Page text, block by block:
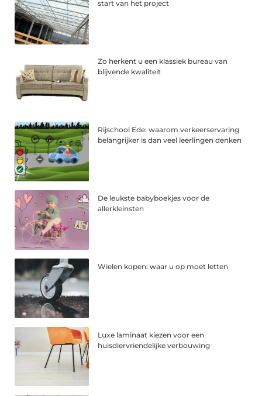
start van het project
Zo herkent u een klassiek bureau van
blijvende kwaliteit
Rijschool Ede: waarom verkeerservaring
belangrijker is dan veel leerlingen denken
De leukste babyboekjes voor de
allerkleinsten
Wielen kopen: waar u op moet letten
Luxe laminaat kiezen voor een
huisdiervriendelijke verbouwing